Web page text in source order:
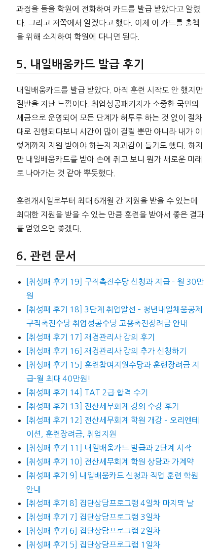
과정을 들을 학원에 전화하여 카드를 발급 받았다고 알렸
다. 그리고 저쪽에서 알겠다고 했다. 이제 이 카드를 출첵
을 위해 소지하여 학원에 다니면 된다.
내일배움카드 발급 후기
내일배움카드를 발급 받았다. 아직 훈련 시작도 안 했지만
절반을 지난 느낌이다. 취업성공패키지가 소중한 국민의
세금으로 운영되어 모든 단계가 허투루 하는 것 없이 절차
대로 진행되다보니 시간이 많이 걸릴 뿐만 아니라 내가 이
렇게까지 지원 받아야 하는지 자괴감이 들기도 했다. 하지
만 내일배움카드를 받아 손에 쥐고 보니 뭔가 새로운 미래
로 나아가는 것 같아 뿌듯했다.
훈련개시일로부터 최대 6개월 간 지원을 받을 수 있는데
최대한 지원을 받을 수 있는 만큼 훈련을 받아서 좋은 결과
를 얻었으면 좋겠다.
관련 문서
[취성패 후기 19] 구직촉진수당 신청과 지급 – 월 30만
원
[취성패 후기 18] 3단계 취업알선 – 청년내일채움공제
구직촉진수당 취업성공수당 고용촉진장려금 안내
[취성패 후기 17] 재경관리사 강의 후기
[취성패 후기 16] 재경관리사 강의 추가 신청하기
[취성패 후기 15] 훈련참여지원수당과 훈련장려금 지
급-월 최대 40만원!
[취성패 후기 14] TAT 2급 합격 수기
[취성패 후기 13] 전산세무회계 강의 수강 후기
[취성패 후기 12] 전산세무회계 학원 개강 – 오리엔테
이션, 훈련장려금, 취업지원
[취성패 후기 11] 내일배움카드 발급과 2단계 시작
[취성패 후기 10] 전산세무회계 학원 상담과 가계약
[취성패 후기 9] 내일배움카드 신청과 직업 훈련 학원
안내
[취성패 후기 8] 집단상담프로그램 4일차 마지막 날
[취성패 후기 7] 집단상담프로그램 3일차
[취성패 후기 6] 집단상담프로그램 2일차
[취성패 후기 5] 집단상담프로그램 1일차